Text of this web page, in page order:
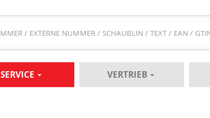
SERVICE VERTRIEB